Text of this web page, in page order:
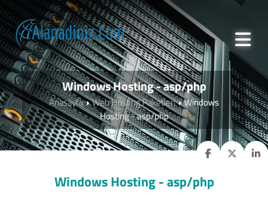
Windows Hosting - asp/php
Anasayfa Web Hosting Paketleri
Windows
Hosting - asp/php
Windows Hosting - asp/php